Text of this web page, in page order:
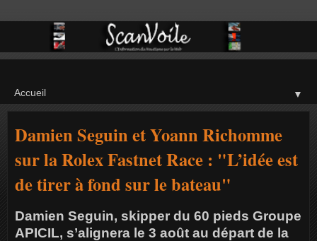
▼
Damien Seguin et Yoann Richomme
sur la Rolex Fastnet Race : "L’idée est
de tirer à fond sur le bateau"
Damien Seguin, skipper du 60 pieds Groupe
APICIL, s’alignera le 3 août au départ de la